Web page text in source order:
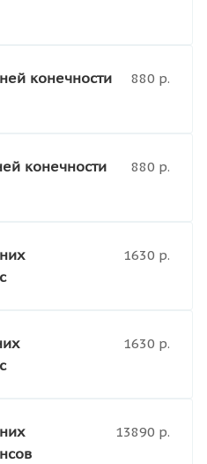
конечности
880 р.
конечности
880 р.
1630 р.
1630 р.
13890 р.